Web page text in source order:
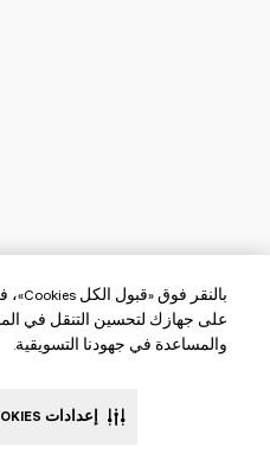
على جهازك لتحسين التنقل في
والمساعدة في جهودنا التسويقية.
إعدادات COOKIES